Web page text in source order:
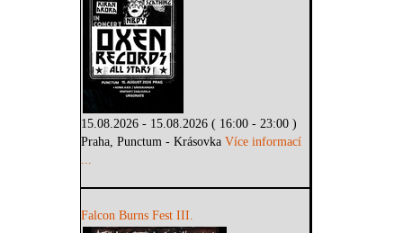
15.08.2026 - 15.08.2026 ( 16:00 - 23:00 )
Praha, Punctum - KrásovkaVíce informací
...
Falcon Burns Fest III.